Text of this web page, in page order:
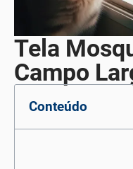
Tela
Campo
Conteúdo